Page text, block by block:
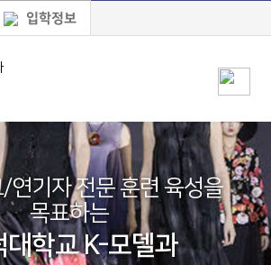
입학정보
연기자 전문 훈련 육성을
목표하는
대학교 K-모델과